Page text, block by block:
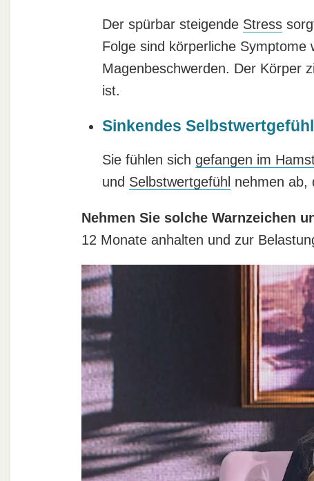
Der spürbar steigende Stress
Folge sind körperliche Symptome
Magenbeschwerden. Der Körper
ist.
Sinkendes Selbstwertgefühl
Sie fühlen sich gefangen im
und Selbstwertgefühl nehmen ab,
Nehmen Sie solche Warnzeichen
12 Monate anhalten und zur